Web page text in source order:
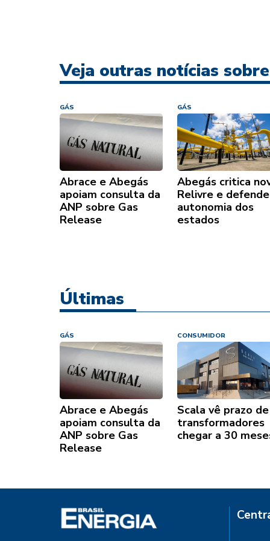
Veja outras notícias
GÁS
Abrace e Abegás
apoiam consulta da
ANP sobre Gas
Release
GÁS
Abegás critica
Relivre e defende
autonomia dos
estados
Últimas
GÁS
Abrace e Abegás
apoiam consulta da
ANP sobre Gas
Release
CONSUMIDOR
Scala vê prazo de
transformadores
chegar a 30